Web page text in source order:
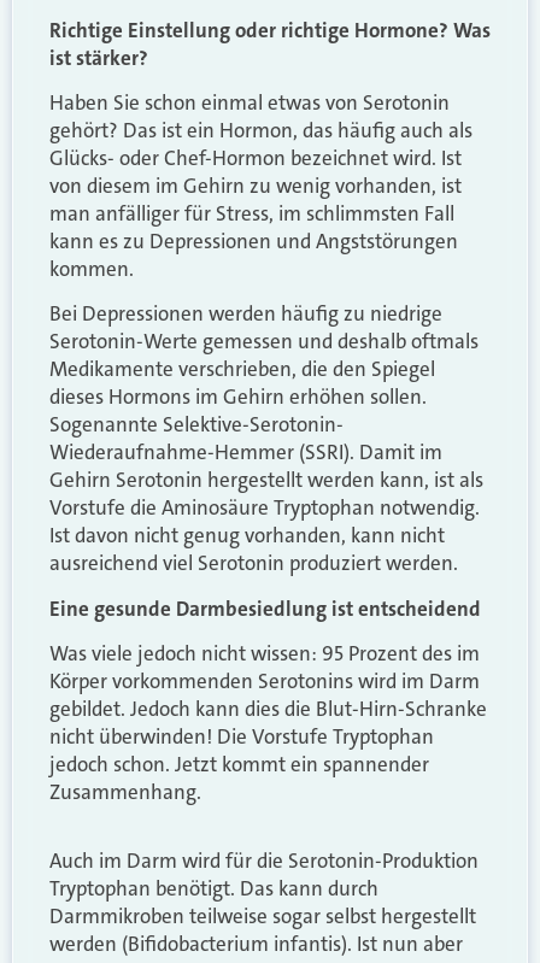
Richtige Einstellung oder richtige Hormone? Was
ist stärker?
Haben Sie schon einmal etwas von Serotonin
gehört? Das ist ein Hormon, das häufig auch als
Glücks- oder Chef-Hormon bezeichnet wird. Ist
von diesem im Gehirn zu wenig vorhanden, ist
man anfälliger für Stress, im schlimmsten Fall
kann es zu Depressionen und Angststörungen
kommen.
Bei Depressionen werden häufig zu niedrige
Serotonin-Werte gemessen und deshalb oftmals
Medikamente verschrieben, die den Spiegel
dieses Hormons im Gehirn erhöhen sollen.
Sogenannte Selektive-Serotonin-
Wiederaufnahme-Hemmer (SSRI). Damit im
Gehirn Serotonin hergestellt werden kann, ist als
Vorstufe die Aminosäure Tryptophan notwendig.
Ist davon nicht genug vorhanden, kann nicht
ausreichend viel Serotonin produziert werden.
Eine gesunde Darmbesiedlung ist entscheidend
Was viele jedoch nicht wissen: 95 Prozent des im
Körper vorkommenden Serotonins wird im Darm
gebildet. Jedoch kann dies die Blut-Hirn-Schranke
nicht überwinden! Die Vorstufe Tryptophan
jedoch schon. Jetzt kommt ein spannender
Zusammenhang.
Auch im Darm wird für die Serotonin-Produktion
Tryptophan benötigt. Das kann durch
Darmmikroben teilweise sogar selbst hergestellt
werden (Bifidobacterium infantis). Ist nun aber